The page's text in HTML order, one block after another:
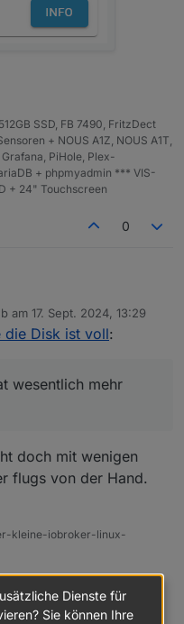
SSD, FB 7490, FritzDect
+ NOUS A1Z, NOUS A1T,
PiHole, Plex-
+ phpmyadmin *** VIS-
+ 24" Touchscreen
0
einige Zeit am laufen,
ich noch nie gebraucht.
geklappt, alles
erst verstehe ich Eure
Arbeit gerechnet.
Samstag und seit
begannen, lief auch
ob es eine neue
an Euch für die Geduld
wirklich hervorragenden
am 17. Sept. 2024, 13:29
editiert von
die Disk ist voll:
wesentlich mehr
doch mit wenigen
flugs von der Hand.
kleine-iobroker-linux-
node-fix-skript
diag.sh && bashdiag.sh
Dienste für
Sie können Ihre